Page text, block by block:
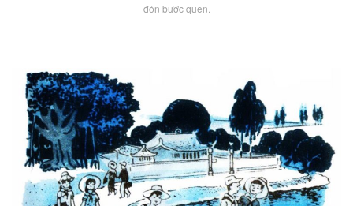
đón bước quen.